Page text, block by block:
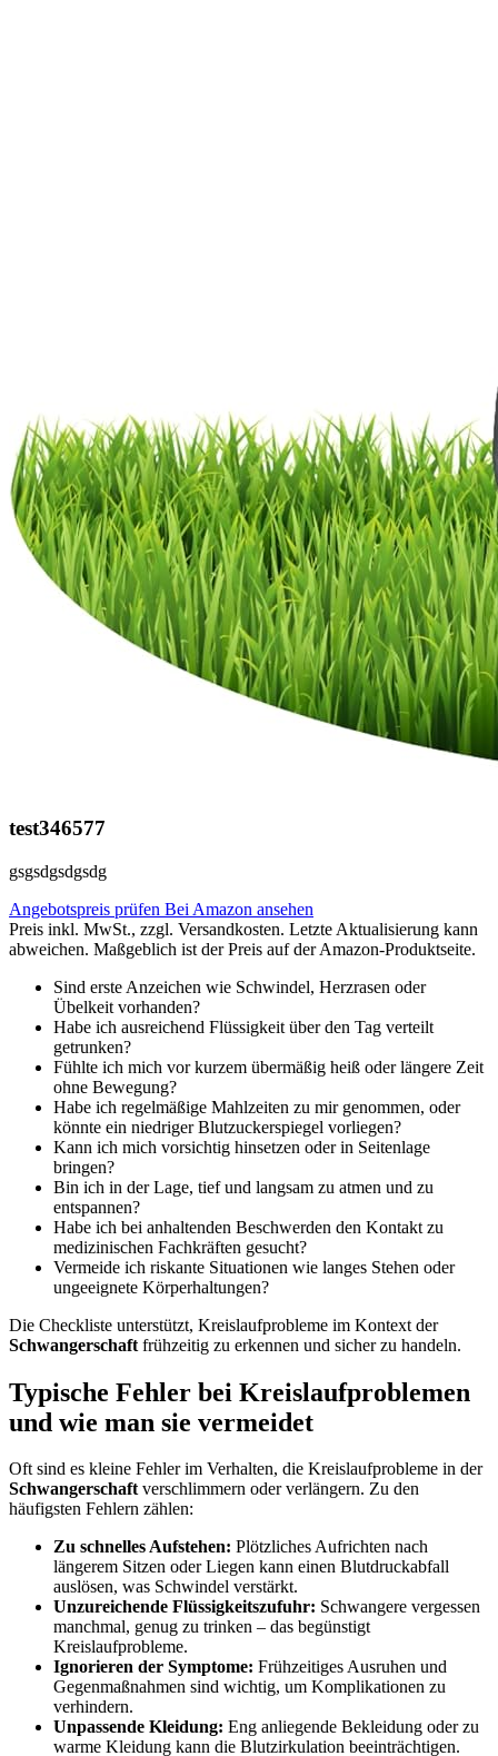
test346577
gsgsdgsdgsdg
Angebotspreis prüfen Bei Amazon ansehen
Preis inkl. MwSt., zzgl. Versandkosten. Letzte Aktualisierung kann
abweichen. Maßgeblich ist der Preis auf der Amazon-Produktseite.
Sind erste Anzeichen wie Schwindel, Herzrasen oder
Übelkeit vorhanden?
Habe ich ausreichend Flüssigkeit über den Tag verteilt
getrunken?
Fühlte ich mich vor kurzem übermäßig heiß oder längere Zeit
ohne Bewegung?
Habe ich regelmäßige Mahlzeiten zu mir genommen, oder
könnte ein niedriger Blutzuckerspiegel vorliegen?
Kann ich mich vorsichtig hinsetzen oder in Seitenlage
bringen?
Bin ich in der Lage, tief und langsam zu atmen und zu
entspannen?
Habe ich bei anhaltenden Beschwerden den Kontakt zu
medizinischen Fachkräften gesucht?
Vermeide ich riskante Situationen wie langes Stehen oder
ungeeignete Körperhaltungen?
Die Checkliste unterstützt, Kreislaufprobleme im Kontext der
Schwangerschaft frühzeitig zu erkennen und sicher zu handeln.
Typische Fehler bei Kreislaufproblemen
und wie man sie vermeidet
Oft sind es kleine Fehler im Verhalten, die Kreislaufprobleme in der
Schwangerschaftverschlimmern oder verlängern. Zu den
häufigsten Fehlern zählen:
Zu schnelles Aufstehen: Plötzliches Aufrichten nach
längerem Sitzen oder Liegen kann einen Blutdruckabfall
auslösen, was Schwindel verstärkt.
Unzureichende Flüssigkeitszufuhr: Schwangere vergessen
manchmal, genug zu trinken – das begünstigt
Kreislaufprobleme.
Ignorieren der Symptome: Frühzeitiges Ausruhen und
Gegenmaßnahmen sind wichtig, um Komplikationen zu
verhindern.
Unpassende Kleidung: Eng anliegende Bekleidung oder zu
warme Kleidung kann die Blutzirkulation beeinträchtigen.